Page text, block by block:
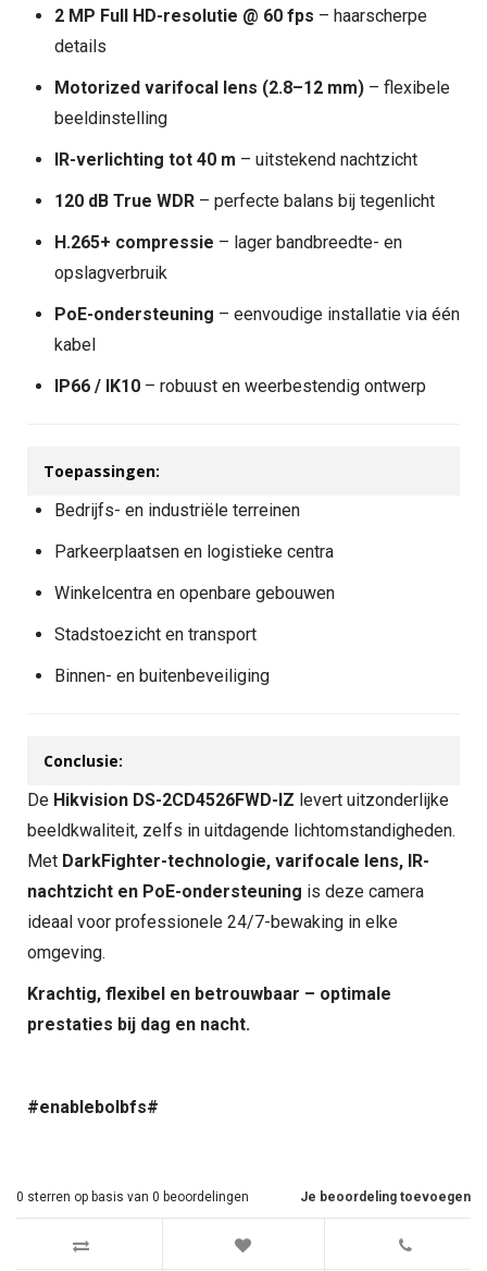
2 MP Full HD-resolutie @ 60 fps – haarscherpe
details
Motorized varifocal lens (2.8–12 mm) – flexibele
beeldinstelling
IR-verlichting tot 40 m – uitstekend nachtzicht
120 dB True WDR – perfecte balans bij tegenlicht
H.265+ compressie – lager bandbreedte- en
opslagverbruik
PoE-ondersteuning – eenvoudige installatie via één
kabel
IP66 / IK10 – robuust en weerbestendig ontwerp
Toepassingen:
Bedrijfs- en industriële terreinen
Parkeerplaatsen en logistieke centra
Winkelcentra en openbare gebouwen
Stadstoezicht en transport
Binnen- en buitenbeveiliging
Conclusie:
De Hikvision DS-2CD4526FWD-IZ levert uitzonderlijke
beeldkwaliteit, zelfs in uitdagende lichtomstandigheden.
Met DarkFighter-technologie, varifocale lens, IR-
nachtzicht en PoE-ondersteuning is deze camera
ideaal voor professionele 24/7-bewaking in elke
omgeving.
Krachtig, flexibel en betrouwbaar – optimale
prestaties bij dag en nacht.
#enablebolbfs#
Je beoordeling toevoegen
0 sterren op basis van 0 beoordelingen